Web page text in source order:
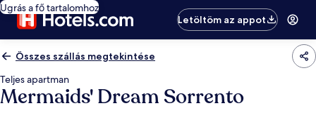
Ugrás a fő tartalomhoz
Letöltöm az appot
Összes szállás megtekintése
Teljes apartman
Mermaids' Dream Sorrento